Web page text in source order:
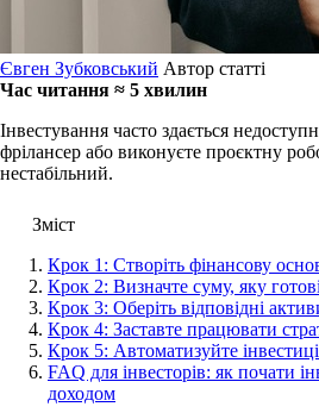
Євген Зубковський Автор статті
Час читання ≈ 5 хвилин
Інвестування часто здається
фрілансер або виконуєте проєктну
нестабільний.
Зміст
Крок 1: Створіть фінансову
Крок 2: Визначте суму, яку
Крок 3: Оберіть відповідні
Крок 4: Заставте працювати
Крок 5: Автоматизуйте
FAQ для інвесторів: як почати
доходом